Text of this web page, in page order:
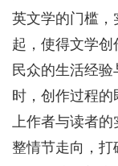
英文学的门槛
起，使得文学
民众的生活经
时，创作过程
上作者与读者的
整情节走向，打